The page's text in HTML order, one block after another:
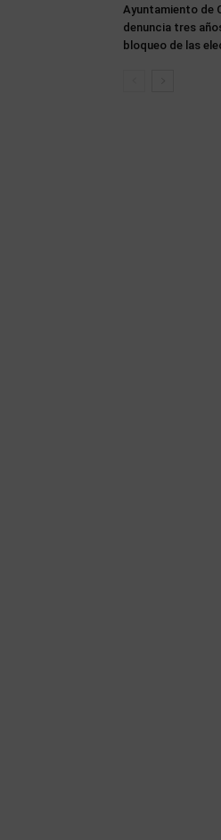
Ayuntamiento de
denuncia tres
bloqueo de las